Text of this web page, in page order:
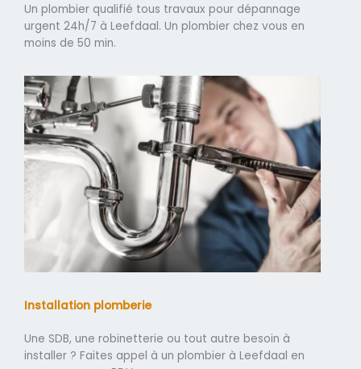
Un plombier qualifié tous travaux pour dépannage
urgent 24h/7 à Leefdaal. Un plombier chez vous en
moins de 50 min.
Installation plomberie
Une SDB, une robinetterie ou tout autre besoin à
installer ? Faites appel à un plombier à Leefdaal en